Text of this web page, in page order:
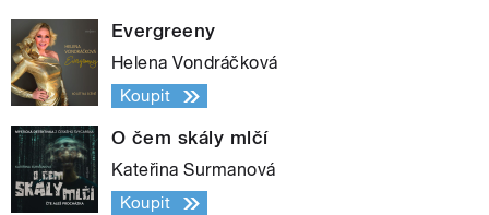
Evergreeny
Helena Vondráčková
Koupit
O čem skály mlčí
Kateřina Surmanová
Koupit